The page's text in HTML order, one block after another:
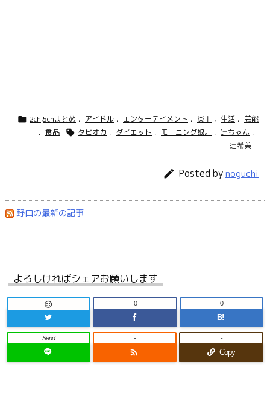
 2ch,5chまとめ , アイドル , エンターテイメント , 炎上 , 生活 , 芸能
, 食品  タピオカ , ダイエット , モーニング娘。 , 辻ちゃん ,
辻希美
 Posted bynoguchi
野口の最新の記事
よろしければシェアお願いします
 0
B!
0
Send

-
Copy
-